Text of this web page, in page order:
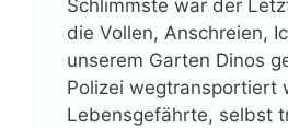
Schlimmste war der
die Vollen, Anschreien,
unserem Garten Dinos
Polizei wegtransportiert
Lebensgefährte, selbst